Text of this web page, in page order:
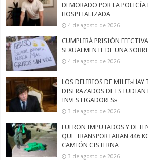
DEMORADO POR LA POLICÍA
HOSPITALIZADA
4 de agosto de 2026
CUMPLIRÁ PRISIÓN
SEXUALMENTE DE UNA
4 de agosto de 2026
LOS DELIRIOS DE MILEI»HAY
DISFRAZADOS DE
INVESTIGADORES»
3 de agosto de 2026
FUERON IMPUTADOS Y
QUE TRANSPORTABAN 446
CAMIÓN CISTERNA
3 de agosto de 2026